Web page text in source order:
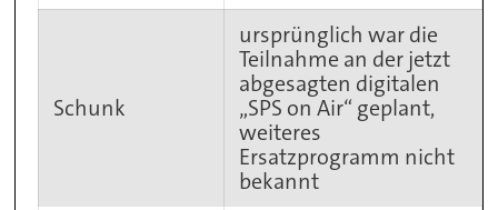
Schunk
ursprünglich war die
Teilnahme an der jetzt
abgesagten digitalen
„SPS on Air“ geplant,
weiteres
Ersatzprogramm nicht
bekannt